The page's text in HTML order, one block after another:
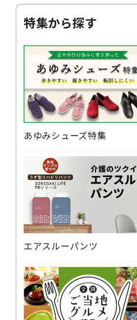
特集から探す
あゆみシューズ特集
エアスルーパンツ